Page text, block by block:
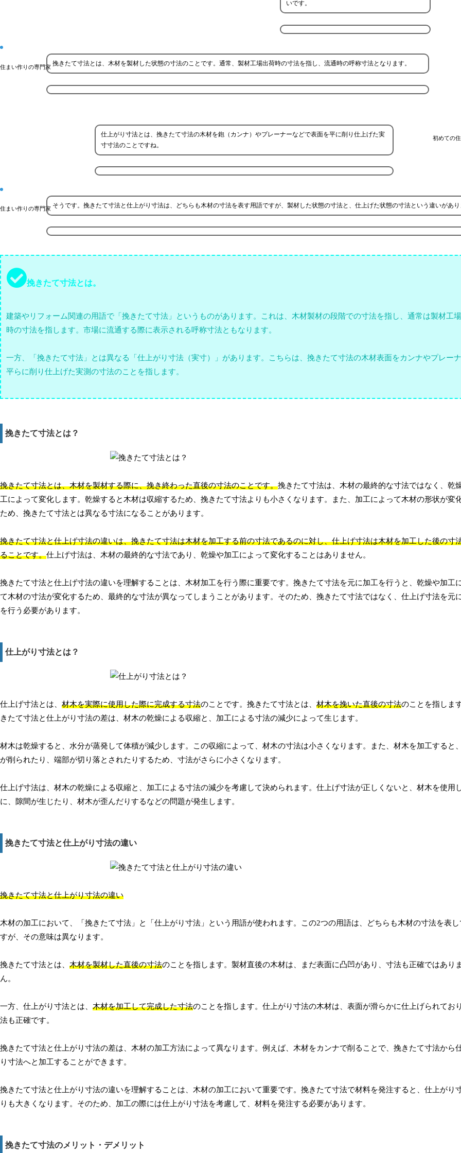
いです。
住まい作りの専門家 挽きたて寸法とは、木材を製材した状態の寸法のことです。通常、製材工場出荷時の寸法を指し、流通時の呼称寸法となります。
初めての
仕上がり寸法とは、挽きたて寸法の木材を鉋（カンナ）やプレーナーなどで表面を平に削り仕上げた実
寸寸法のことですね。
住まい作りの専門家 そうです。挽きたて寸法と仕上がり寸法は、どちらも木材の寸法を表す用語ですが、製材した状態の寸法と、仕上げた状態の寸法という違いがあり
挽きたて寸法とは。
建築やリフォーム関連の用語で「挽きたて寸法」というものがあります。これは、木材製材の段階での寸法を指し、通常は製材工
時の寸法を指します。市場に流通する際に表示される呼称寸法ともなります。
一方、「挽きたて寸法」とは異なる「仕上がり寸法（実寸）」があります。こちらは、挽きたて寸法の木材表面をカンナやプレー
平らに削り仕上げた実測の寸法のことを指します。
挽きたて寸法とは？
挽きたて寸法とは、木材を製材する際に、挽き終わった直後の寸法のことです。挽きたて寸法は、木材の最終的な寸法ではなく、乾
工によって変化します。乾燥すると木材は収縮するため、挽きたて寸法よりも小さくなります。また、加工によって木材の形状が変
ため、挽きたて寸法とは異なる寸法になることがあります。
挽きたて寸法と仕上げ寸法の違いは、挽きたて寸法は木材を加工する前の寸法であるのに対し、仕上げ寸法は木材を加工した後の寸
ることです。仕上げ寸法は、木材の最終的な寸法であり、乾燥や加工によって変化することはありません。
挽きたて寸法と仕上げ寸法の違いを理解することは、木材加工を行う際に重要です。挽きたて寸法を元に加工を行うと、乾燥や加工
て木材の寸法が変化するため、最終的な寸法が異なってしまうことがあります。そのため、挽きたて寸法ではなく、仕上げ寸法を元
を行う必要があります。
仕上がり寸法とは？
仕上げ寸法とは、 材木を実際に使用した際に完成する寸法のことです。挽きたて寸法とは、 材木を挽いた直後の寸法のことを指しま
きたて寸法と仕上がり寸法の差は、材木の乾燥による収縮と、加工による寸法の減少によって生じます。
材木は乾燥すると、水分が蒸発して体積が減少します。この収縮によって、材木の寸法は小さくなります。また、材木を加工すると
が削られたり、端部が切り落とされたりするため、寸法がさらに小さくなります。
仕上げ寸法は、材木の乾燥による収縮と、加工による寸法の減少を考慮して決められます。仕上げ寸法が正しくないと、材木を使用
に、隙間が生じたり、材木が歪んだりするなどの問題が発生します。
挽きたて寸法と仕上がり寸法の違い
挽きたて寸法と仕上がり寸法の違い
木材の加工において、「挽きたて寸法」と「仕上がり寸法」という用語が使われます。この2つの用語は、どちらも木材の寸法を表し
すが、その意味は異なります。
挽きたて寸法とは、 木材を製材した直後の寸法のことを指します。製材直後の木材は、まだ表面に凸凹があり、寸法も正確ではあり
ん。
一方、仕上がり寸法とは、 木材を加工して完成した寸法のことを指します。仕上がり寸法の木材は、表面が滑らかに仕上げられてお
法も正確です。
挽きたて寸法と仕上がり寸法の差は、木材の加工方法によって異なります。例えば、木材をカンナで削ることで、挽きたて寸法から
り寸法へと加工することができます。
挽きたて寸法と仕上がり寸法の違いを理解することは、木材の加工において重要です。挽きたて寸法で材料を発注すると、仕上がり
りも大きくなります。そのため、加工の際には仕上がり寸法を考慮して、材料を発注する必要があります。
挽きたて寸法のメリット・デメリット